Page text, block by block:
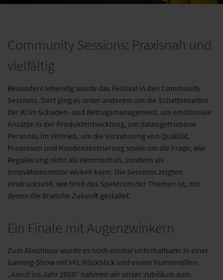
Community Sessions: Praxisnah und
vielfältig
Besonders lebendig wurde das Festival in den Community
Sessions. Dort ging es unter anderem um die Schattenseiten
der KI im Schaden- und Betrugsmanagement, um emotionale
Ansätze in der Produktentwicklung, um datengetriebene
Personas im Vertrieb, um die Verzahnung von Qualität,
Prozessen und Kundenzentrierung sowie um die Frage, wie
Regulierung nicht als Hemmschuh, sondern als
Innovationsmotor wirken kann. Die Sessions zeigten
eindrucksvoll, wie breit das Spektrum der Themen ist, mit
denen die Branche Zukunft gestaltet.
Ein Finale mit Augenzwinkern
Zum Abschluss wurde es noch einmal unterhaltsam: In einer
Gaming-Show mit VFL-Rückblick und einem humorvollen
„Anruf ins Jahr 2050“ nahmen wir unser Jubiläum zum